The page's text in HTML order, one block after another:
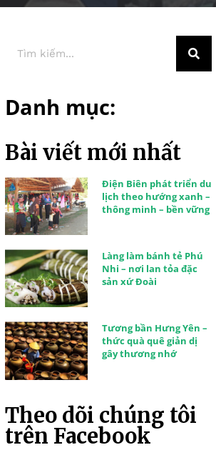
Danh mục:
Bài viết mới nhất
Điện Biên phát triển du
lịch theo hướng xanh –
thông minh – bền vững
Làng làm bánh tẻ Phú
Nhi – nơi lan tỏa đặc
sản xứ Đoài
Tương bần Hưng Yên –
thức quà quê giản dị
gây thương nhớ
Theo dõi chúng tôi
trên Facebook